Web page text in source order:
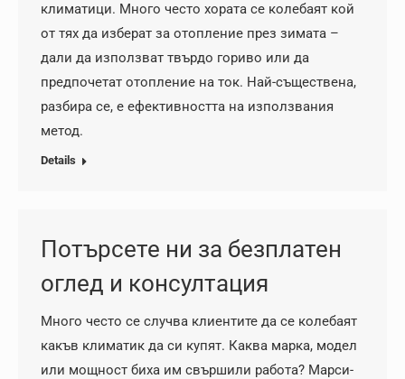
климатици. Много често хората се колебаят кой
от тях да изберат за отопление през зимата –
дали да използват твърдо гориво или да
предпочетат отопление на ток. Най-съществена,
разбира се, е ефективността на използвания
метод.
Details
Потърсете ни за безплатен
оглед и консултация
Много често се случва клиентите да се колебаят
какъв климатик да си купят. Каква марка, модел
или мощност биха им свършили работа? Марси-